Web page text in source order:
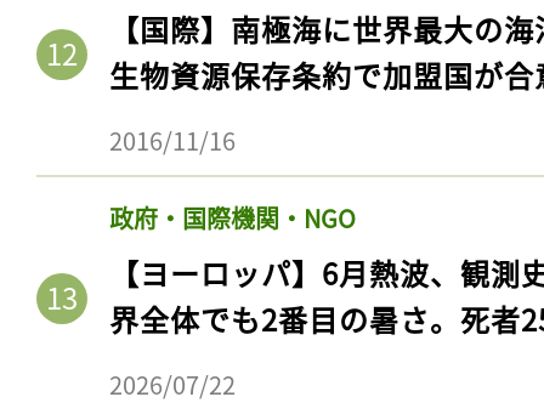
【国際】南極海に世界最大の
生物資源保存条約で加盟国が合
2016/11/16
政府・国際機関・NGO
【ヨーロッパ】6月熱波、観
界全体でも2番目の暑さ。死者
2026/07/22
ログイン
会員登録